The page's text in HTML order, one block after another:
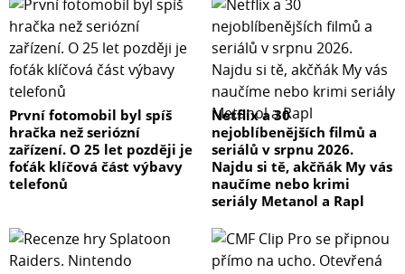
První fotomobil byl spíš
hračka než seriózní
zařízení. O 25 let později je
foťák klíčová část výbavy
telefonů
Netflix a 30
nejoblíbenějších filmů a
seriálů v srpnu 2026.
Najdu si tě, akčňák My vás
naučíme nebo krimi
seriály Metanol a Rapl